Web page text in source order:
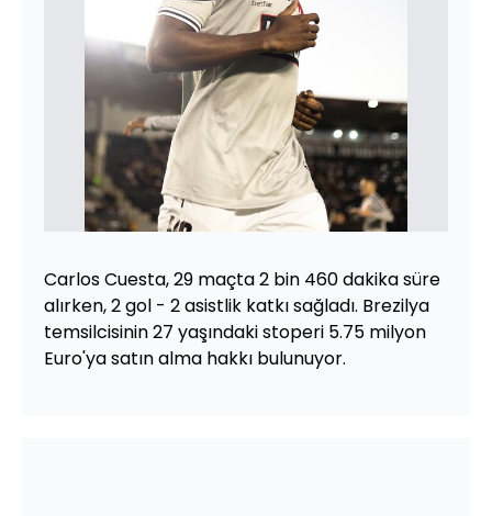
Carlos Cuesta, 29 maçta 2 bin 460 dakika süre
alırken, 2 gol - 2 asistlik katkı sağladı. Brezilya
temsilcisinin 27 yaşındaki stoperi 5.75 milyon
Euro'ya satın alma hakkı bulunuyor.